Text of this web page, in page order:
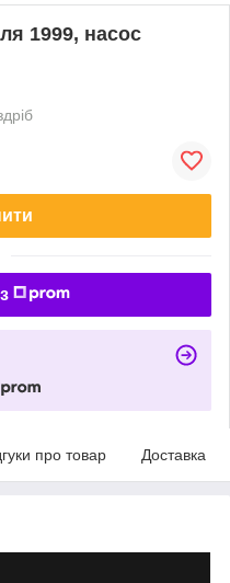
1999, насос
про товар Доставка